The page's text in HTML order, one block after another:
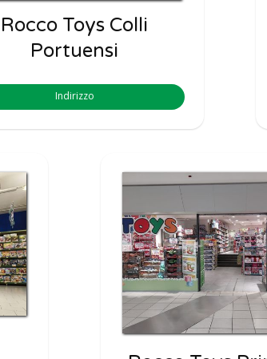
Rocco Toys Colli
Portuensi
Indirizzo